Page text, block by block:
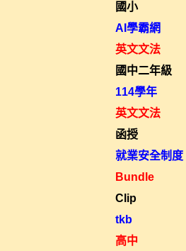
國小
AI學霸網
英文文法
國中二年級
114學年
英文文法
函授
就業安全制度
Bundle
Clip
tkb
高中